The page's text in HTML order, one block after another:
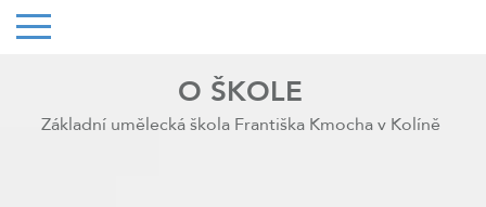
O ŠKOLE
Základní umělecká škola Františka Kmocha v Kolíně